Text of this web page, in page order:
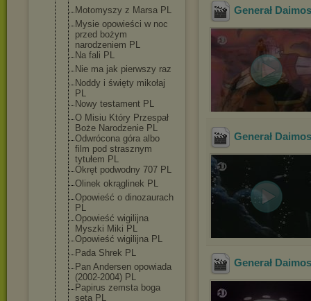
Motomyszy z Marsa PL
Mysie opowieści w noc
przed bożym
narodzeniem PL
Na fali PL
Nie ma jak pierwszy raz
Noddy i święty mikołaj
PL
Nowy testament PL
O Misiu Który Przespał
Boże Narodzenie PL
Odwrócona góra albo
film pod strasznym
tytułem PL
Okręt podwodny 707 PL
Olinek okrąglinek PL
Opowieść o dinozaurach
PL
Opowieść wigilijna
Myszki Miki PL
Opowieść wigilijna PL
Pada Shrek PL
Pan Andersen opowiada
(2002-2004) PL
Papirus zemsta boga
seta PL
Generał
Generał
Generał